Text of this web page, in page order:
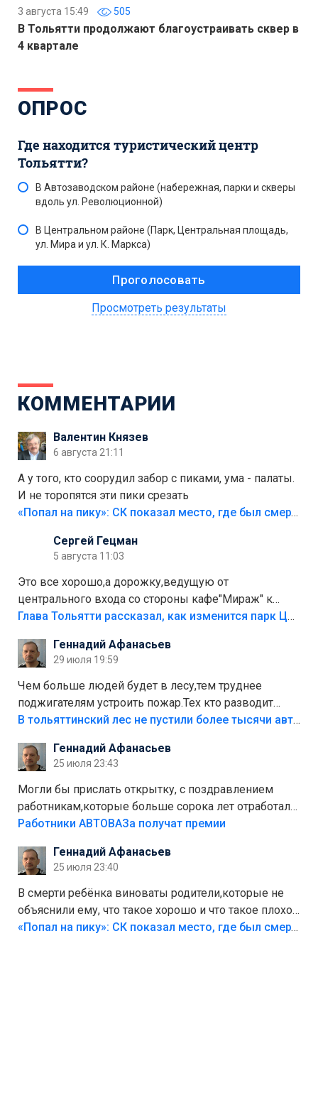
3 августа 15:49 505
В Тольятти продолжают благоустраивать сквер в
4 квартале
ОПРОС
Где находится туристический центр
Тольятти?
В Автозаводском районе (набережная, парки и скверы
вдоль ул. Революционной)
В Центральном районе (Парк, Центральная площадь,
ул. Мира и ул. К. Маркса)
Просмотреть результаты
КОММЕНТАРИИ
Валентин Князев
6 августа 21:11
А у того, кто соорудил забор с пиками, ума - палаты.
И не торопятся эти пики срезать
«Попал на пику»: СК показал место, где был смертельно травмирован ребенок в Тольятти
Сергей Гецман
5 августа 11:03
Это все хорошо,а дорожку,ведущую от
центрального входа со стороны кафе"Мираж" к
аттракционам слабо доделать?А то бордюры
лежала в парке и испортилась.Да еще,видимо,часть
украли.
Глава Тольятти рассказал, как изменится парк Центрального района
Геннадий Афанасьев
29 июля 19:59
Чем больше людей будет в лесу,тем труднее
поджигателям устроить пожар.Тех кто разводит
костры,тех надо безбожно штрафовать.Камер полно
Штрафы мизерные.
В тольяттинский лес не пустили более тысячи автомобилей
Геннадий Афанасьев
25 июля 23:43
Могли бы прислать открытку, с поздравлением
работникам,которые больше сорока лет отработали
на предприятии.
Работники АВТОВАЗа получат премии
Геннадий Афанасьев
25 июля 23:40
В смерти ребёнка виноваты родители,которые не
объяснили ему, что такое хорошо и что такое плохо!
Лезть через такой забор,верх безумия,есть же
«Попал на пику»: СК показал место, где был смертельно травмирован ребенок в Тольятти